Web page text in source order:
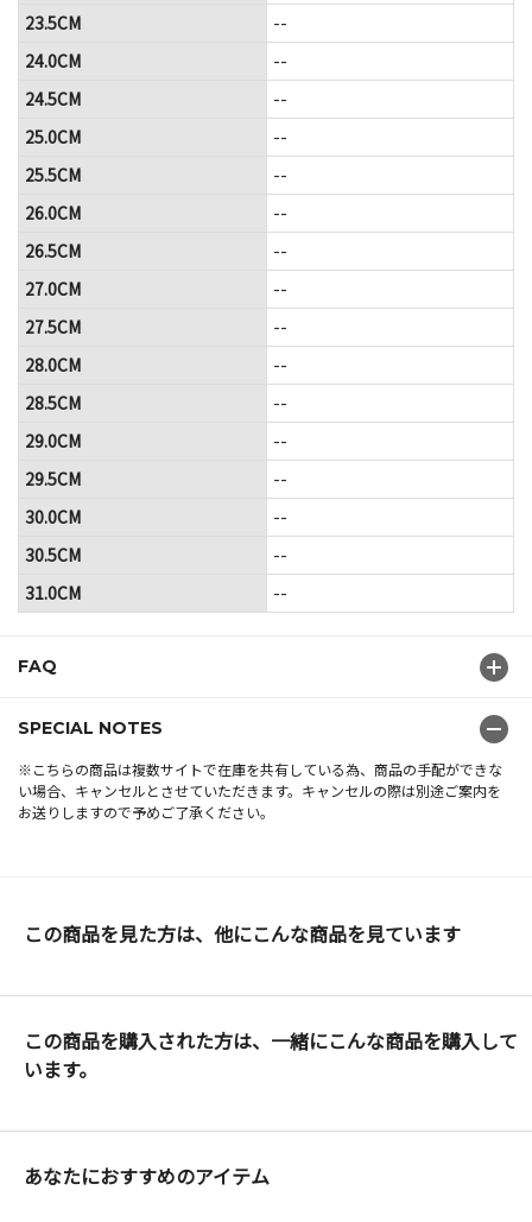
FAQ
SPECIAL NOTES
※こちらの商品は複数サイトで在庫を共有している為、商品の手配ができな
い場合、キャンセルとさせていただきます。キャンセルの際は別途ご案内を
お送りしますので予めご了承ください。
23.5CM
--
24.0CM
--
24.5CM
--
25.0CM
--
25.5CM
--
26.0CM
--
26.5CM
--
27.0CM
--
27.5CM
--
28.0CM
--
28.5CM
--
29.0CM
--
29.5CM
--
30.0CM
--
30.5CM
--
31.0CM
--
この商品を見た方は、他にこんな商品を見ています
この商品を購入された方は、一緒にこんな商品を購入して
います。
あなたにおすすめのアイテム